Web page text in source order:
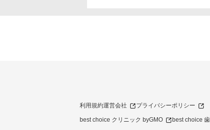
利用規約運営会社 プライバシーポリシー
best choice クリニック byGMO best choice